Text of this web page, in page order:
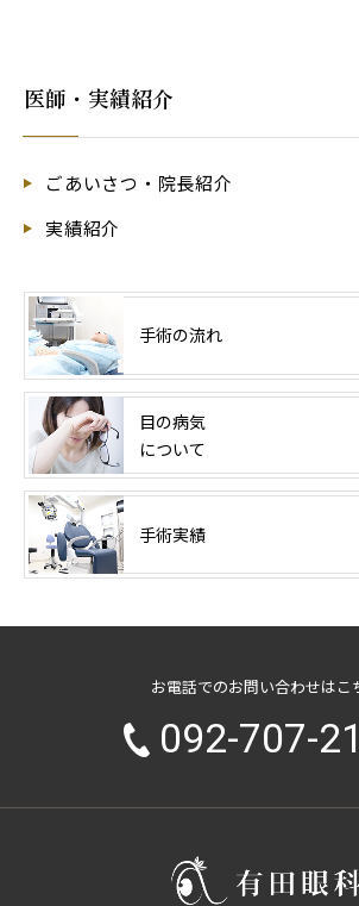
医師・実績紹介
ごあいさつ・院長紹介
実績紹介
手術の流れ
目の病気
について
手術実績
お電話でのお問い合わせはこ
092-707-